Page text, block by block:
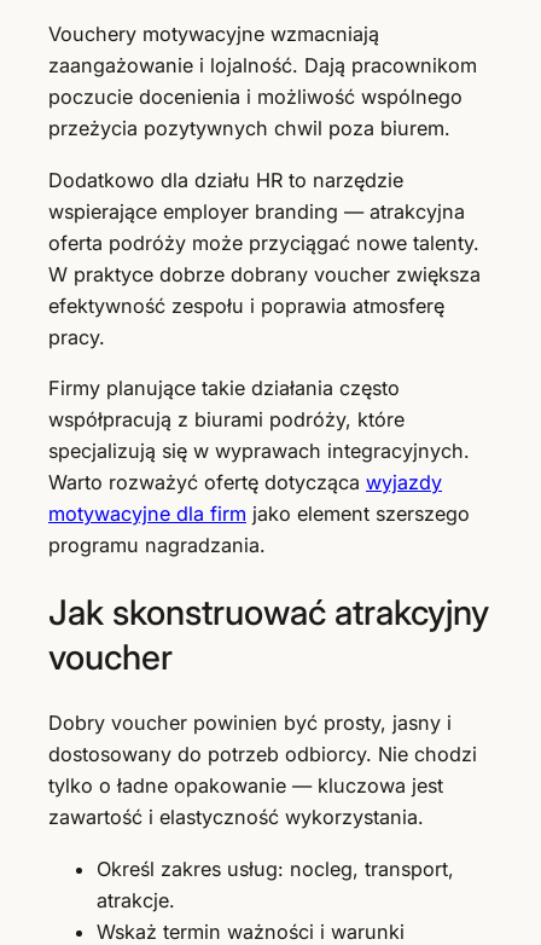
Vouchery motywacyjne wzmacniają
zaangażowanie i lojalność. Dają pracownikom
poczucie docenienia i możliwość wspólnego
przeżycia pozytywnych chwil poza biurem.
Dodatkowo dla działu HR to narzędzie
wspierające employer branding — atrakcyjna
oferta podróży może przyciągać nowe talenty.
W praktyce dobrze dobrany voucher zwiększa
efektywność zespołu i poprawia atmosferę
pracy.
Firmy planujące takie działania często
współpracują z biurami podróży, które
specjalizują się w wyprawach integracyjnych.
Warto rozważyć ofertę dotycząca wyjazdy
motywacyjne dla firm jako element szerszego
programu nagradzania.
Jak skonstruować atrakcyjny
voucher
Dobry voucher powinien być prosty, jasny i
dostosowany do potrzeb odbiorcy. Nie chodzi
tylko o ładne opakowanie — kluczowa jest
zawartość i elastyczność wykorzystania.
Określ zakres usług: nocleg, transport,
atrakcje.
Wskaż termin ważności i warunki